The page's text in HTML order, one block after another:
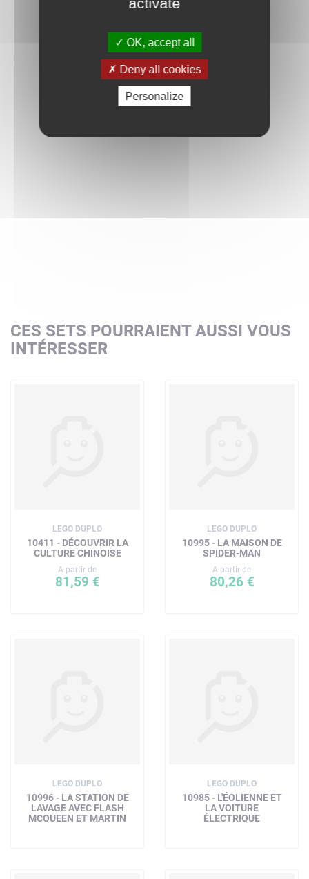
CES SETS POURRAIENT AUSSI VOUS
INTÉRESSER
LEGO DUPLO
10411 - DÉCOUVRIR LA
CULTURE CHINOISE
A partir de
81,59 €
LEGO DUPLO
10995 - LA MAISON DE
SPIDER-MAN
A partir de
80,26 €
LEGO DUPLO
10996 - LA STATION DE
LAVAGE AVEC FLASH
MCQUEEN ET MARTIN
LEGO DUPLO
10985 - L'ÉOLIENNE ET
LA VOITURE
ÉLECTRIQUE
OK, accept all
Deny all cookies
Personalize